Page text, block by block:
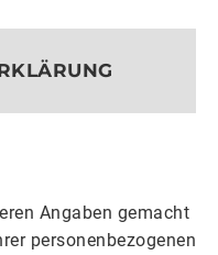
Angaben gemacht
personenbezogenen